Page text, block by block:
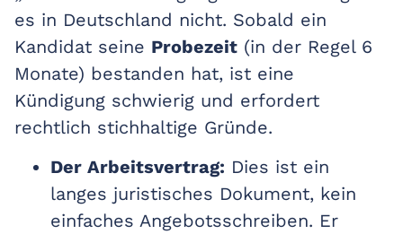
es in Deutschland nicht. Sobald ein
Kandidat seine Probezeit (in der Regel 6
Monate) bestanden hat, ist eine
Kündigung schwierig und erfordert
rechtlich stichhaltige Gründe.
Der Arbeitsvertrag: Dies ist ein
langes juristisches Dokument, kein
einfaches Angebotsschreiben. Er